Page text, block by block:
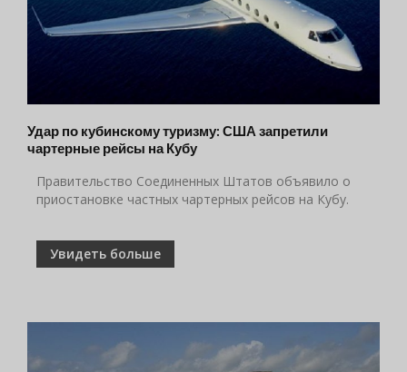
Удар по кубинскому туризму: США запретили
чартерные рейсы на Кубу
Правительство Соединенных Штатов объявило о
приостановке частных чартерных рейсов на Кубу.
Увидеть больше